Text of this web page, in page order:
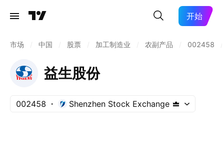
开始
市场 中国 股票 加工制造业 农副产品 002458
益生股份
002458 Shenzhen Stock Exchange